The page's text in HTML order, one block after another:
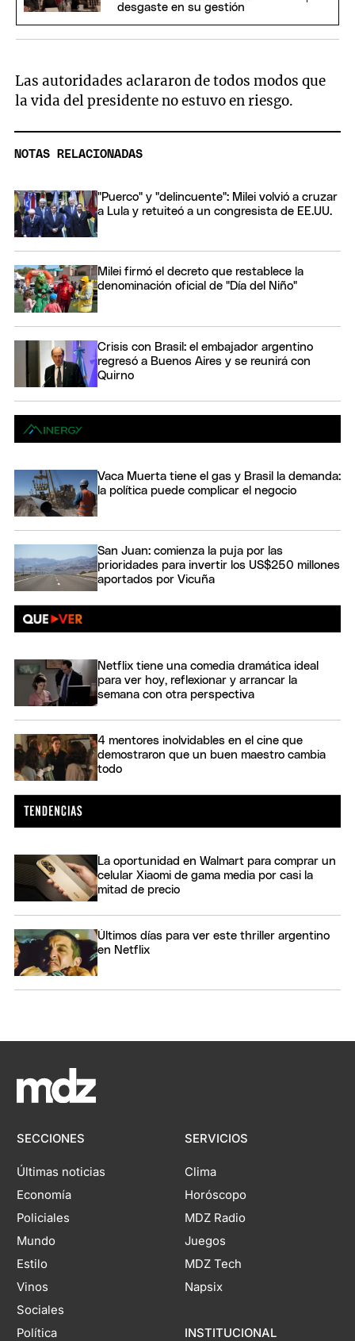
desgaste en su gestión
Las autoridades aclararon de todos modos que
la vida del presidente no estuvo en riesgo.
NOTAS RELACIONADAS
"Puerco" y "delincuente": Milei volvió a cruzar
a Lula y retuiteó a un congresista de EE.UU.
Milei firmó el decreto que restablece la
denominación oficial de "Día del Niño"
Crisis con Brasil: el embajador argentino
regresó a Buenos Aires y se reunirá con
Quirno
Vaca Muerta tiene el gas y Brasil la demanda:
la política puede complicar el negocio
San Juan: comienza la puja por las
prioridades para invertir los US$250 millones
aportados por Vicuña
Netflix tiene una comedia dramática ideal
para ver hoy, reflexionar y arrancar la
semana con otra perspectiva
4 mentores inolvidables en el cine que
demostraron que un buen maestro cambia
todo
La oportunidad en Walmart para comprar un
celular Xiaomi de gama media por casi la
mitad de precio
Últimos días para ver este thriller argentino
en Netflix
SECCIONES
Últimas noticias
Economía
Policiales
Mundo
Estilo
Vinos
Sociales
Política
SERVICIOS
Clima
Horóscopo
MDZ Radio
Juegos
MDZ Tech
Napsix
INSTITUCIONAL